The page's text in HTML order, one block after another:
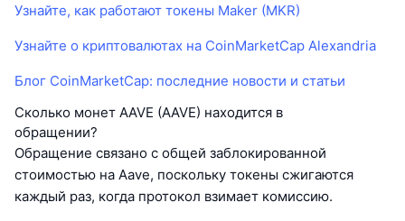
Узнайте, как работают токены Maker (MKR)
Узнайте о криптовалютах на CoinMarketCap Alexandria
Блог CoinMarketCap: последние новости и статьи
Сколько монет AAVE (AAVE) находится в
обращении?
Обращение связано с общей заблокированной
стоимостью на Aave, поскольку токены сжигаются
каждый раз, когда протокол взимает комиссию.